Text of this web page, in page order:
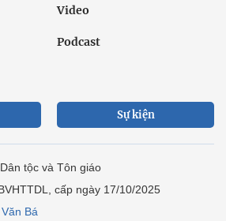
Video
Podcast
Sự kiện
tộc và Tôn giáo
cấp ngày 17/10/2025
Bá